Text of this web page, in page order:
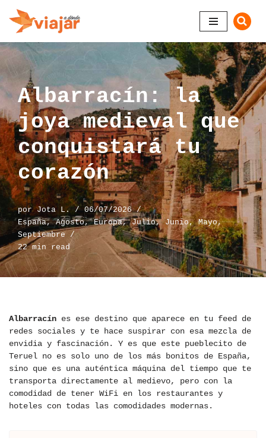
Saltar
al
contenido
Albarracín: la
joya medieval que
conquistará tu
corazón
porJota L.
06/07/2026
España,Agosto,Europa,Julio,Junio,Mayo,
Septiembre
22 min read
Albarracín es ese destino que aparece en tu feed de
redes sociales y te hace suspirar con esa mezcla de
envidia y fascinación. Y es que este pueblecito de
Teruel no es solo uno de los más bonitos de España,
sino que es una auténtica máquina del tiempo que te
transporta directamente al medievo, pero con la
comodidad de tener WiFi en los restaurantes y
hoteles con todas las comodidades modernas.